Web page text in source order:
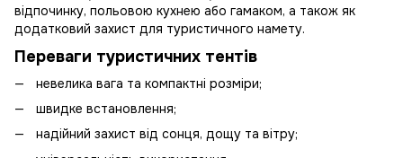
відпочинку, польовою кухнею або гамаком, а також як
додатковий захист для туристичного намету.
Переваги туристичних тентів
невелика вага та компактні розміри;
швидке встановлення;
надійний захист від сонця, дощу та вітру;